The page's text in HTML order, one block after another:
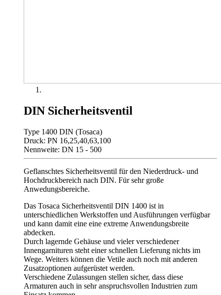
DIN Sicherheitsventil
Type 1400 DIN (Tosaca)
Druck: PN 16,25,40,63,100
Nennweite: DN 15 - 500
Geflanschtes Sicherheitsventil für den Niederdruck- und
Hochdruckbereich nach DIN. Für sehr große
Anwedungsbereiche.
Das Tosaca Sicherheitsventil DIN 1400 ist in
unterschiedlichen Werkstoffen und Ausführungen verfügbar
und kann damit eine eine extreme Anwendungsbreite
abdecken.
Durch lagernde Gehäuse und vieler verschiedener
Innengarnituren steht einer schnellen Lieferung nichts im
Wege. Weiters können die Vetile auch noch mit anderen
Zusatzoptionen aufgerüstet werden.
Verschiedene Zulassungen stellen sicher, dass diese
Armaturen auch in sehr anspruchsvollen Industrien zum